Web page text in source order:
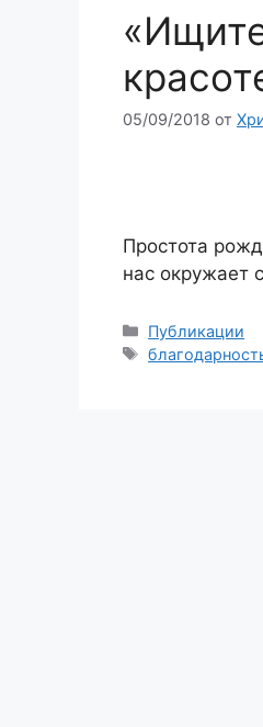
05/09/2018 от
Простота
нас окружает
Рубрики
Публикации
Метки